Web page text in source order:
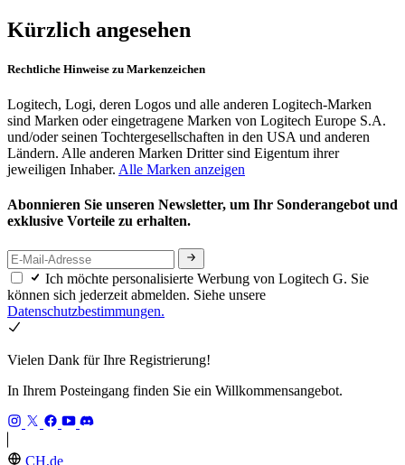
Kürzlich angesehen
Rechtliche Hinweise zu Markenzeichen
Logitech, Logi, deren Logos und alle anderen Logitech-Marken
sind Marken oder eingetragene Marken von Logitech Europe S.A.
und/oder seinen Tochtergesellschaften in den USA und anderen
Ländern. Alle anderen Marken Dritter sind Eigentum ihrer
jeweiligen Inhaber. Alle Marken anzeigen
Abonnieren Sie unseren Newsletter, um Ihr Sonderangebot und
exklusive Vorteile zu erhalten.
Ich möchte personalisierte Werbung von Logitech G. Sie
können sich jederzeit abmelden. Siehe unsere
Datenschutzbestimmungen.
Vielen Dank für Ihre Registrierung!
In Ihrem Posteingang finden Sie ein Willkommensangebot.
CH,de